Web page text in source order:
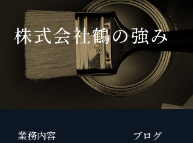
株式会社鶴の強み
業務内容 ブログ